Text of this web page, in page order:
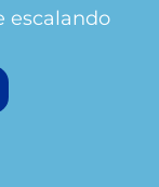
escalando